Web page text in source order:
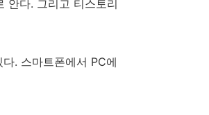
안다. 그리고 티스토리
. 스마트폰에서 PC에